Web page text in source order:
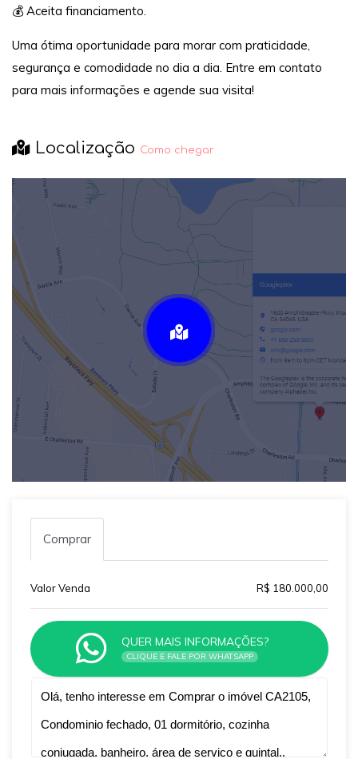
💰 Aceita financiamento.
Uma ótima oportunidade para morar com praticidade,
segurança e comodidade no dia a dia. Entre em contato
para mais informações e agende sua visita!
Localização Como chegar
Comprar
Valor Venda R$ 180.000,00
QUER MAIS INFORMAÇÕES?
CLIQUE E FALE POR WHATSAPP